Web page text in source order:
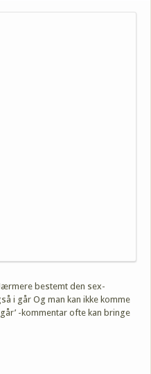
bestemt den sex-
i går Og man kan ikke komme
-kommentar ofte kan bringe